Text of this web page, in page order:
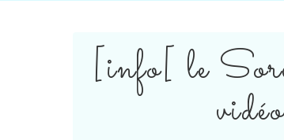
[info[ le